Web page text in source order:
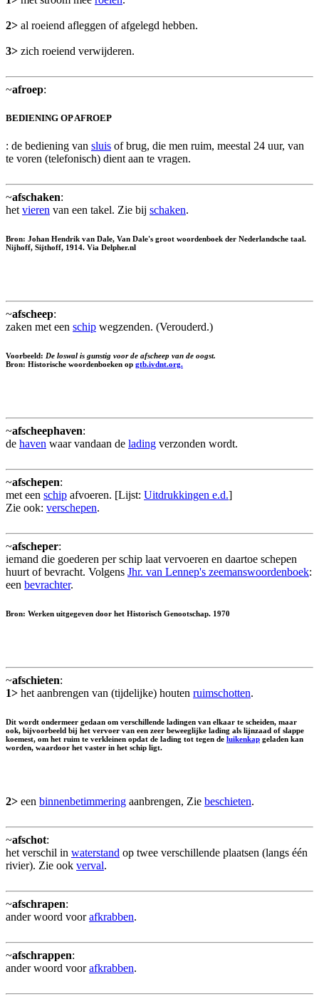
2> al roeiend afleggen of afgelegd hebben.
3> zich roeiend verwijderen.
~afroep:
BEDIENING OP AFROEP
: de bediening van sluis of brug, die men ruim, meestal 24 uur, van
te voren (telefonisch) dient aan te vragen.
~afschaken:
het vieren van een takel. Zie bij schaken.
Bron: Johan Hendrik van Dale, Van Dale's groot woordenboek der Nederlandsche taal.
Nijhoff, Sijthoff, 1914. Via Delpher.nl
~afscheep:
zaken met een schip wegzenden. (Verouderd.)
Voorbeeld: De loswal is gunstig voor de afscheep van de oogst.
Bron: Historische woordenboeken op gtb.ivdnt.org.
~afscheephaven:
de haven waar vandaan de lading verzonden wordt.
~afschepen:
met een schip afvoeren. [Lijst: Uitdrukkingen e.d.]
Zie ook: verschepen.
~afscheper:
iemand die goederen per schip laat vervoeren en daartoe schepen
huurt of bevracht. Volgens Jhr. van Lennep's zeemanswoordenboek:
een bevrachter.
Bron: Werken uitgegeven door het Historisch Genootschap. 1970
~afschieten:
1> het aanbrengen van (tijdelijke) houten ruimschotten.
Dit wordt ondermeer gedaan om verschillende ladingen van elkaar te scheiden, maar
ook, bijvoorbeeld bij het vervoer van een zeer beweeglijke lading als lijnzaad of slappe
koemest, om het ruim te verkleinen opdat de lading tot tegen de luikenkap geladen kan
worden, waardoor het vaster in het schip ligt.
2> een binnenbetimmering aanbrengen, Zie beschieten.
~afschot:
het verschil in waterstand op twee verschillende plaatsen (langs één
rivier). Zie ook verval.
~afschrapen:
ander woord voorafkrabben.
~afschrappen:
ander woord voorafkrabben.